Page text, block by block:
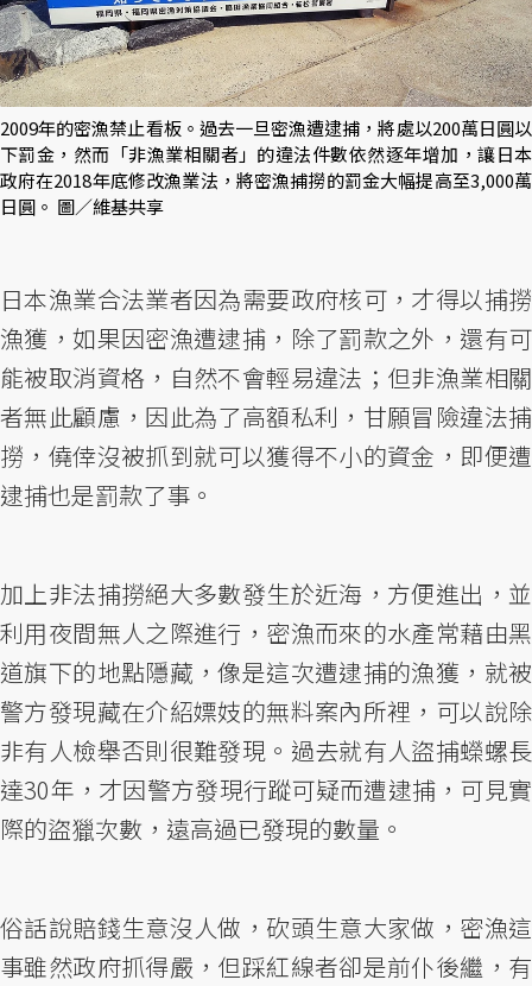
2009年的密漁禁止看板。過去一旦密漁遭逮捕，將處以200萬日圓以
下罰金，然而「非漁業相關者」的違法件數依然逐年增加，讓日本
政府在2018年底修改漁業法，將密漁捕撈的罰金大幅提高至3,000萬
日圓。 圖／維基共享
日本漁業合法業者因為需要政府核可，才得以捕撈
漁獲，如果因密漁遭逮捕，除了罰款之外，還有可
能被取消資格，自然不會輕易違法；但非漁業相關
者無此顧慮，因此為了高額私利，甘願冒險違法捕
撈，僥倖沒被抓到就可以獲得不小的資金，即便遭
逮捕也是罰款了事。
加上非法捕撈絕大多數發生於近海，方便進出，並
利用夜間無人之際進行，密漁而來的水產常藉由黑
道旗下的地點隱藏，像是這次遭逮捕的漁獲，就被
警方發現藏在介紹嫖妓的無料案內所裡，可以說除
非有人檢舉否則很難發現。過去就有人盜捕蠑螺長
達30年，才因警方發現行蹤可疑而遭逮捕，可見實
際的盜獵次數，遠高過已發現的數量。
俗話說賠錢生意沒人做，砍頭生意大家做，密漁這
事雖然政府抓得嚴，但踩紅線者卻是前仆後繼，有